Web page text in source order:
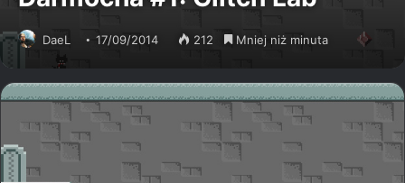
DaeL 17/09/2014 212 Mniej niż minuta